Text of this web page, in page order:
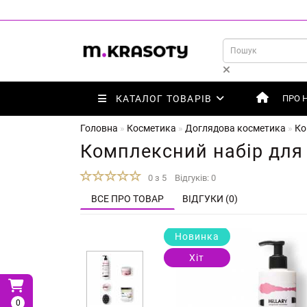
0
КАТАЛОГ ТОВАРІВ ПРО
Головна Косметика Доглядова косметика
Комплексний набір для
0 з 5 Відгуків: 0
ВСЕ ПРО ТОВАР ВІДГУКИ (0)
Новинка
Хіт